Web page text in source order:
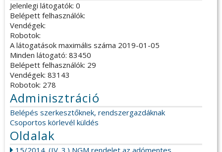
Jelenlegi látogatók: 0
Belépett felhasználók:
Vendégek:
Robotok:
A látogatások maximális száma 2019-01-05
Minden látogató: 83450
Belépett felhasználók: 29
Vendégek: 83143
Robotok: 278
Adminisztráció
Belépés szerkesztőknek, rendszergazdáknak
Csoportos körlevél küldés
Oldalak